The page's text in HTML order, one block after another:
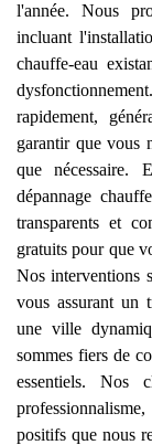
l'année. Nous
incluant
chauffe-eau
rapidement,
garantir que vous
que nécessaire.
dépannage
transparents et
gratuits pour que
Nos interventions
vous assurant un
une ville
sommes fiers de
essentiels. Nos
positifs que nous